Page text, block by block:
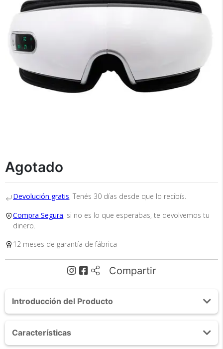
Agotado
Devolución gratis, Tenés 30 días desde que lo recibís.
Compra Segura, si no es lo que esperabas, te devolvemos tu
dinero.
12 meses de garantía de fábrica
Compartir
Introducción del Producto
Terapia de Calor y Vibración con BT
Características
Medios de Pago ×
Recibí el producto que esperabas o
te devolvemos tu dinero.
En Bidcom te aseguramos recibir el producto
dinero!